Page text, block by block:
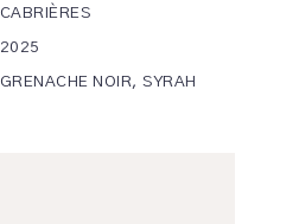
CABRIÈRES
2025
GRENACHE NOIR, SYRAH